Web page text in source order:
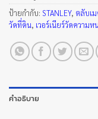
ป้ายกำกับ: STANLEY, ตลับเ
วัดที่ดิน, เวอร์เนียร์วัดความห
คำอธิบาย